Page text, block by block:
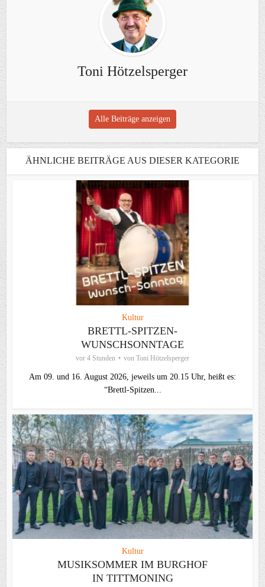
Toni Hötzelsperger
Alle Beiträge anzeigen
ÄHNLICHE BEITRÄGE AUS DIESER KATEGORIE
Kultur
BRETTL-SPITZEN-
WUNSCHSONNTAGE
vor 4 Stunden von Toni Hötzelsperger
Am 09. und 16. August 2026, jeweils um 20.15 Uhr, heißt es:
“Brettl-Spitzen...
Kultur
MUSIKSOMMER IM BURGHOF
IN TITTMONING